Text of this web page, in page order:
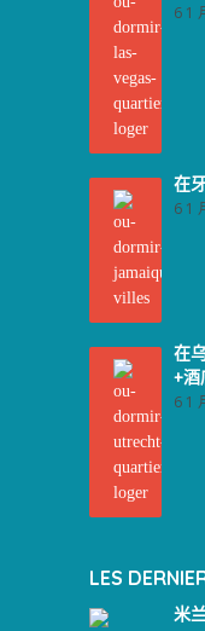
6 1
在
6 1
在
+酒
6 1
LES
米